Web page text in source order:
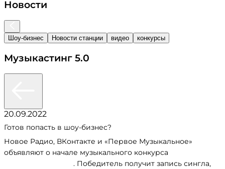
Новости
Шоу-бизнес Новости станции видео конкурсы
Музыкастинг 5.0
20.09.2022
Готов попасть в шоу-бизнес?
Новое Радио, ВКонтакте и «Первое Музыкальное»
объявляют о начале музыкального конкурса
. Победитель получит запись сингла,